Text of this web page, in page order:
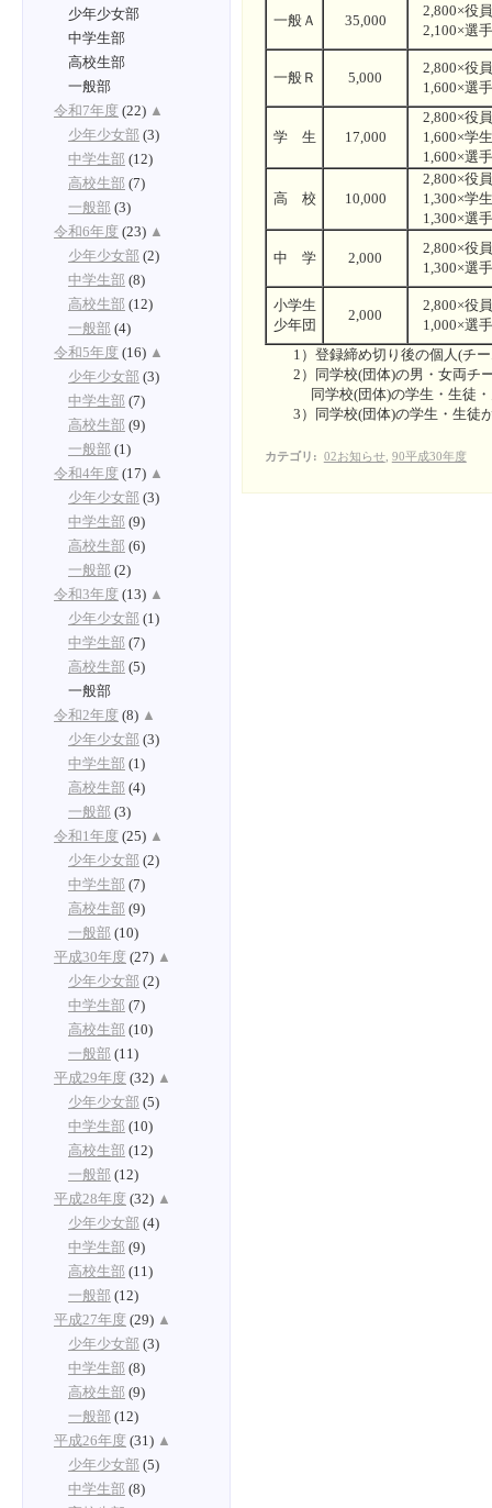
一般Ａ 35,000
2,800×役
2,100×選
一般Ｒ 5,000
2,800×役
1,600×選
学 生 17,000
2,800×役
1,600×学
1,600×選
高 校 10,000
2,800×役
1,300×学
1,300×選
中 学 2,000
2,800×役
1,300×選
小学生
少年団
2,000
2,800×役
1,000×選
1）登録締め切り後の個人(チー
2）同学校(団体)の男・女両チー
同学校(団体)の学生・生徒・児
3）同学校(団体)の学生・生徒が
カテゴリ : 02お知らせ, 90平成30年度
少年少女部
中学生部
高校生部
一般部
令和7年度 (22) ▲
少年少女部 (3)
中学生部 (12)
高校生部 (7)
一般部 (3)
令和6年度 (23) ▲
少年少女部 (2)
中学生部 (8)
高校生部 (12)
一般部 (4)
令和5年度 (16) ▲
少年少女部 (3)
中学生部 (7)
高校生部 (9)
一般部 (1)
令和4年度 (17) ▲
少年少女部 (3)
中学生部 (9)
高校生部 (6)
一般部 (2)
令和3年度 (13) ▲
少年少女部 (1)
中学生部 (7)
高校生部 (5)
一般部
令和2年度 (8) ▲
少年少女部 (3)
中学生部 (1)
高校生部 (4)
一般部 (3)
令和1年度 (25) ▲
少年少女部 (2)
中学生部 (7)
高校生部 (9)
一般部 (10)
平成30年度 (27) ▲
少年少女部 (2)
中学生部 (7)
高校生部 (10)
一般部 (11)
平成29年度 (32) ▲
少年少女部 (5)
中学生部 (10)
高校生部 (12)
一般部 (12)
平成28年度 (32) ▲
少年少女部 (4)
中学生部 (9)
高校生部 (11)
一般部 (12)
平成27年度 (29) ▲
少年少女部 (3)
中学生部 (8)
高校生部 (9)
一般部 (12)
平成26年度 (31) ▲
少年少女部 (5)
中学生部 (8)